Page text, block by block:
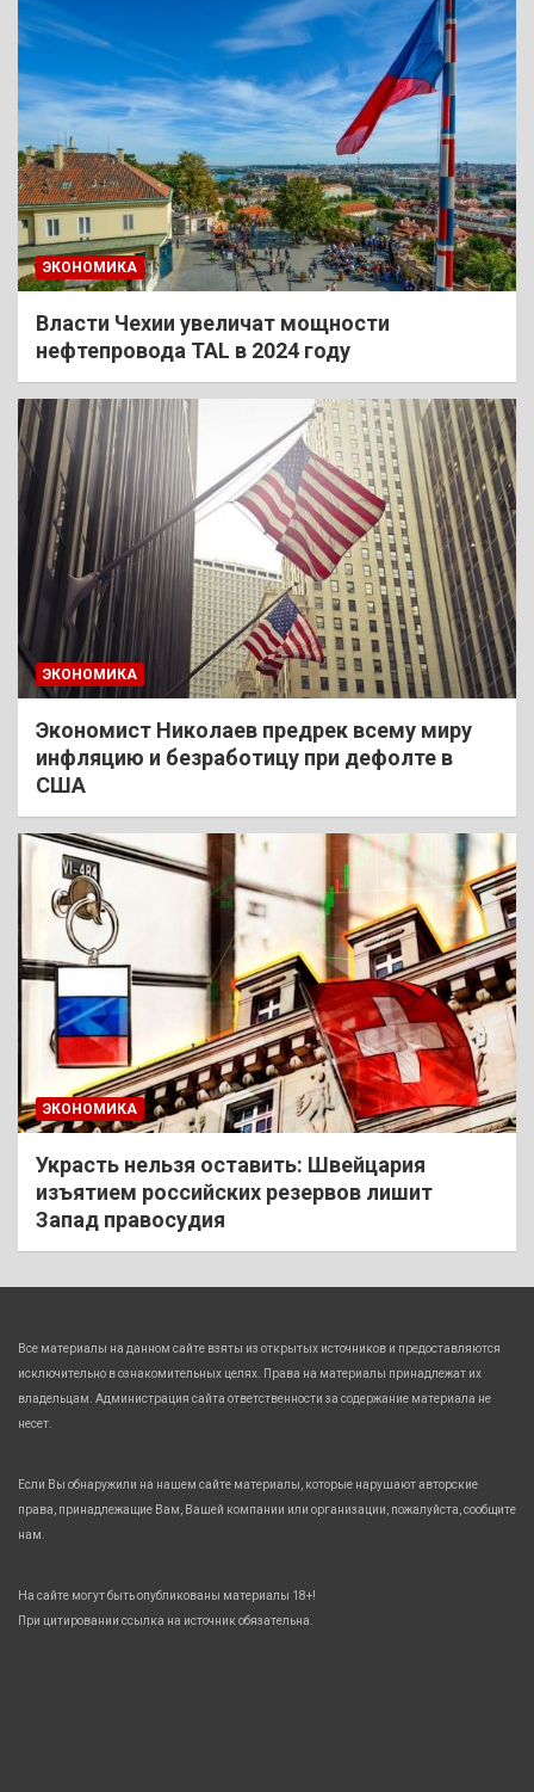
ЭКОНОМИКА
Власти Чехии увеличат мощности
нефтепровода TAL в 2024 году
ЭКОНОМИКА
Экономист Николаев предрек всему миру
инфляцию и безработицу при дефолте в
США
ЭКОНОМИКА
Украсть нельзя оставить: Швейцария
изъятием российских резервов лишит
Запад правосудия
Все материалы на данном сайте взяты из открытых источников и предоставляются
исключительно в ознакомительных целях. Права на материалы принадлежат их
владельцам. Администрация сайта ответственности за содержание материала не
несет.
Если Вы обнаружили на нашем сайте материалы, которые нарушают авторские
права, принадлежащие Вам, Вашей компании или организации, пожалуйста, сообщите
нам.
На сайте могут быть опубликованы материалы 18+!
При цитировании ссылка на источник обязательна.